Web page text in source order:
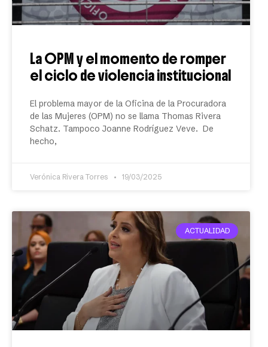
La OPM y el momento de romper
el ciclo de violencia institucional
El problema mayor de la Oficina de la Procuradora
de las Mujeres (OPM) no se llama Thomas Rivera
Schatz. Tampoco Joanne Rodríguez Veve. De
hecho,
Verónica Rivera Torres 19/03/2025
ACTUALIDAD